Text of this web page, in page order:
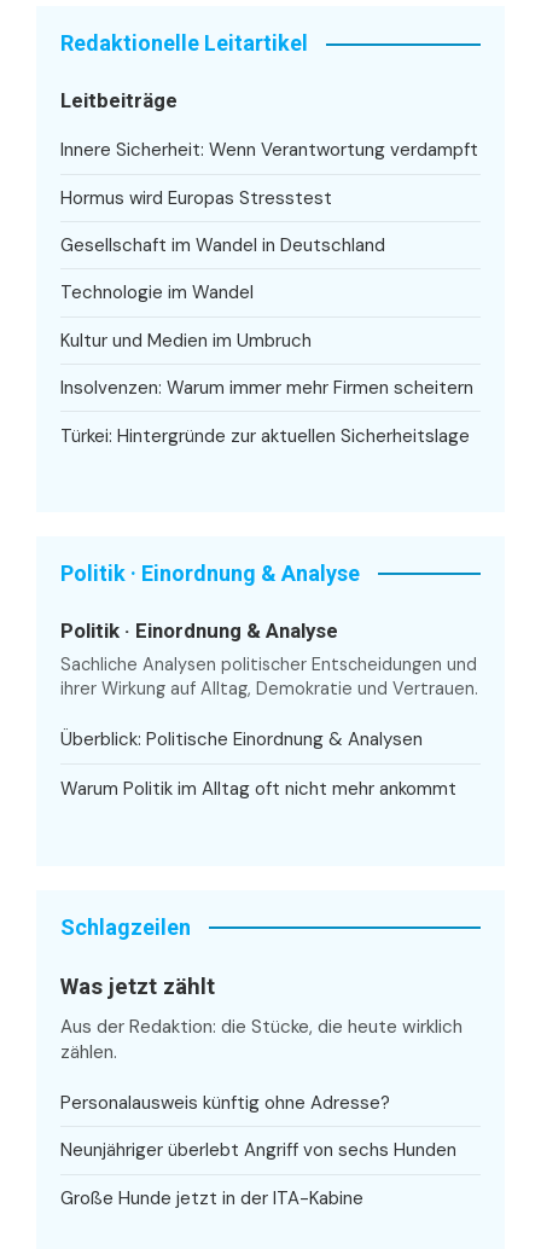
Redaktionelle Leitartikel
Leitbeiträge
Innere Sicherheit: Wenn Verantwortung verdampft
Hormus wird Europas Stresstest
Gesellschaft im Wandel in Deutschland
Technologie im Wandel
Kultur und Medien im Umbruch
Insolvenzen: Warum immer mehr Firmen scheitern
Türkei: Hintergründe zur aktuellen Sicherheitslage
Politik · Einordnung & Analyse
Politik · Einordnung & Analyse
Sachliche Analysen politischer Entscheidungen und
ihrer Wirkung auf Alltag, Demokratie und Vertrauen.
Überblick: Politische Einordnung & Analysen
Warum Politik im Alltag oft nicht mehr ankommt
Schlagzeilen
Was jetzt zählt
Aus der Redaktion: die Stücke, die heute wirklich
zählen.
Personalausweis künftig ohne Adresse?
Neunjähriger überlebt Angriff von sechs Hunden
Große Hunde jetzt in der ITA-Kabine